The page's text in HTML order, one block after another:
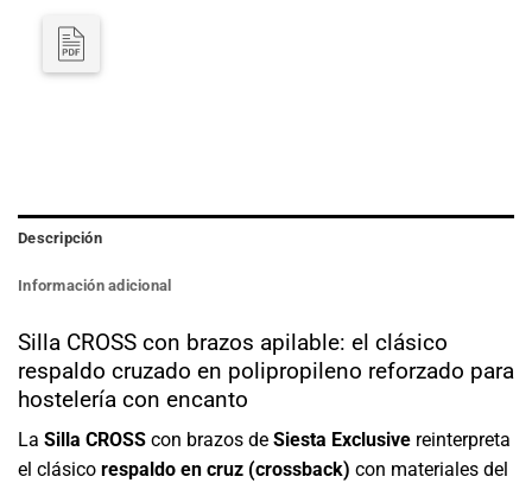
Descripción
Información adicional
Silla CROSS con brazos apilable: el clásico
respaldo cruzado en polipropileno reforzado para
hostelería con encanto
La Silla CROSS con brazos de Siesta Exclusive reinterpreta
el clásico respaldo en cruz (crossback) con materiales del